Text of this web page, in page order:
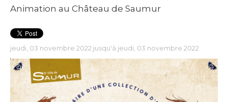
Animation au Château de Saumur
jeudi, 03 novembre 2022 jusqu'à jeudi, 03 novembre 2022